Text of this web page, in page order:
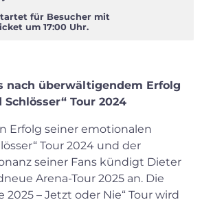
für Besucher mit
um 17:00 Uhr.
nach überwältigendem Erfolg
Tour 2024
Erfolg seiner emotionalen
Tour 2024 und der
seiner Fans kündigt Dieter
Arena-Tour 2025 an. Die
2025 – Jetzt oder Nie“ Tour wird